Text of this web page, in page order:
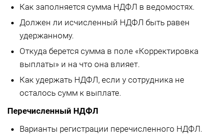
Как заполняется сумма НДФЛ в ведомостях.
Должен ли исчисленный НДФЛ быть равен
удержанному.
Откуда берется сумма в поле «Корректировка
выплаты» и на что она влияет.
Как удержать НДФЛ, если у сотрудника не
осталось сумм к выплате.
Перечисленный НДФЛ
Варианты регистрации перечисленного НДФЛ.